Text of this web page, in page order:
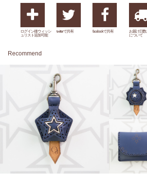
ログイン後ウィッシ
ュリスト追加可能
twitterで共有 facebookで共有
お届け日数
について
Recommend